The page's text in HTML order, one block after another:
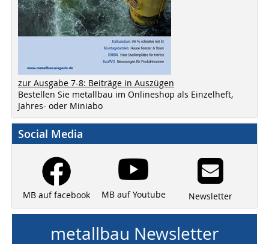
zur Ausgabe 7-8: Beiträge in Auszügen
Bestellen Sie metallbau im Onlineshop als Einzelheft,
Jahres- oder Miniabo
Social Media
MB auf facebook MB auf Youtube Newsletter
metallbau Newsletter